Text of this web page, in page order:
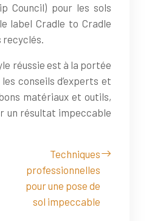
Council) pour les sols
label Cradle to Cradle
recyclés.
réussie est à la portée
conseils d’experts et
matériaux et outils,
un résultat impeccable
Techniques
professionnelles
pour une pose de
sol impeccable